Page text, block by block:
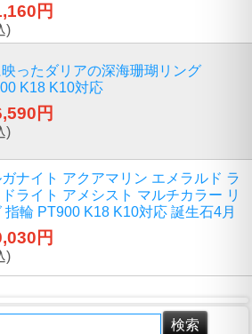
円
)
ったダリアの深海珊瑚リング
K18 K10対応
円
)
ナイト アクアマリン エメラルド ラ
ライト アメシスト マルチカラー リ
指輪 PT900 K18 K10対応 誕生石4月
円
)